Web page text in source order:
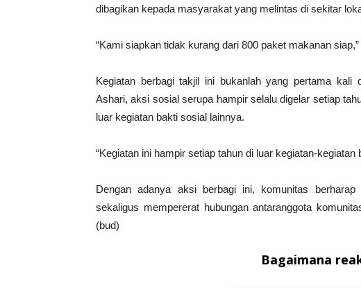
dibagikan kepada masyarakat yang melintas di sekitar
“Kami siapkan tidak kurang dari 800 paket makanan
Kegiatan berbagi takjil ini bukanlah yang pertama kali
Ashari, aksi sosial serupa hampir selalu digelar setiap
luar kegiatan bakti sosial lainnya.
“Kegiatan ini hampir setiap tahun di luar kegiatan-kegiatan
Dengan adanya aksi berbagi ini, komunitas
sekaligus mempererat hubungan antaranggota
(bud)
Bagaimana